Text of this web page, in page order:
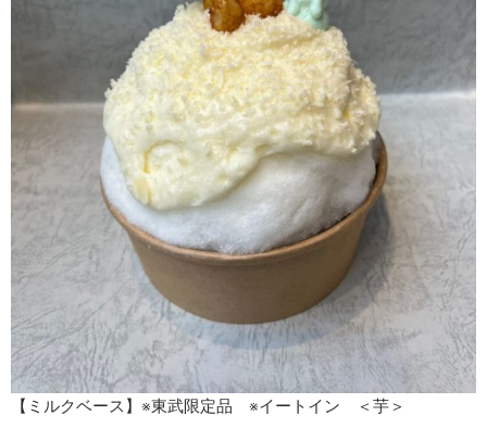
【ミルクベース】※東武限定品 ※イートイン ＜芋＞